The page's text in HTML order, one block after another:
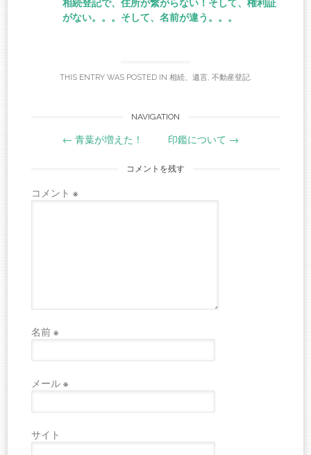
がない。。。そして、名前が違う。。。
THIS ENTRY WAS POSTED IN 相続、遺言, 不動産登記.
navigation
NAVIGATION
← 青葉が増えた！ 印鑑について →
コメントを残す
コメント※
名前※
メール※
サイト